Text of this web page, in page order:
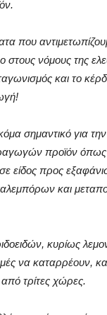
.
που
στους νόμους της
και το
σημαντικό για
προϊόν όπως
είδος προς
και
κυρίως
να καταρρέουν,
τρίτες χώρες.